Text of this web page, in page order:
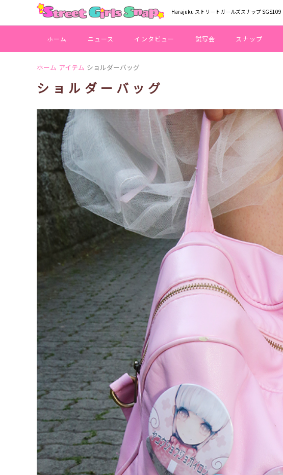
Harajuku ストリートガールズスナップ SGS109
ホーム ニュース インタビュー 試写会 スナップ
ホーム アイテム ショルダーバッグ
ショルダーバッグ